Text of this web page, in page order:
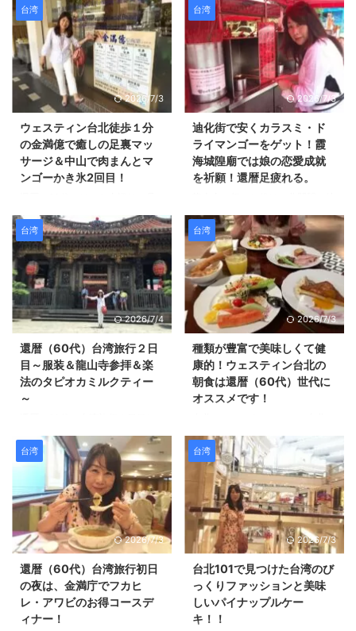
は、台湾の夜市第2位の饒河街観
光夜市へ行きました♪ 入口が派手
派手です(*^▽^*) お祭りのような
賑わいでたくさんの人がいまし
た。 日本ではあまり見かけない
光景ですね。 日本でも毎日お祭
りのような場所があれば楽しいの
にと思いました(^^)/ 現地の人も
たくさんいましたよー！ 早速散
策♪ 台湾・饒河街観光夜市は食べ
物だけじゃない！革製品を発見！
屋台は食べ物やこういった革製
色々なジャンルのものが出展され
ていました。 食 ...
生に一度は見てみたい憧れの景色
ですよね。 でも、実際に行って
みて分かりました。 「還暦（60
代）の九份観光は、想像以上に体
力勝負です！」 有名な茶芸館に
辿り着くまでの、なんと148段
（！）という急な階段の洗礼。
そして、観光客で溢れかえる細い
路地。 「自分たちで電車で行け
るかしら？」なんて考えていまし
たが、 結果的にバスツアーを選
んだ自分を褒めてあげたいほど、
（笑） 今回は、60代が九份を ...
台湾
2026/7/3
ウェスティン台北徒歩１分
の金満億で癒しの足裏マッ
サージ＆中山で肉まんとマ
ンゴーかき氷2回目！
が疲れたので、 一度ウェスティ
ン台北に戻って、休憩した後、
ホテルから徒歩１分のところにあ
る金満億 というお店に足裏マッ
サージしに行きました(*^▽^*) 最
初、ホテルの近くにマッサージ屋
さんがあるのがわからなくて、
ホテルのフロントの人に聞いた
ら、 徒歩１０分くらいのところ
を紹介されて、 「まぁ歩いてれ
ばどこかあるかな」と 気楽な気
持ちで探し始めたところにすぐ見
つけました♡ お店が混んでいた
待っていました。 ドキドキワク
ワク～♪ 金満億のマッサ ...
台湾
2026/7/3
迪化街で安くカラスミ・ド
ライマンゴーをゲット！霞
海城隍廟では娘の恋愛成就
を祈願！還暦足疲れる。
下鉄で移動しました～♪ なんと、
地下鉄の駅、ガラガラで全然人が
いませんでした！ 日本では見ら
れない光景ですね。 歩きやすく
でよかったですけど♪ 北門駅に到
着！ 駅の近くにレンタルサイク
ルがありました。 台湾はいろい
ろな所にレンタルサイクルがあっ
て、 好きな場所で乗って好きな
場所で返却できるそうです。 値
段もそんなに高くないし、便利で
すね。 試しに乗ってみたかった
のですが、 中国語の表記しかな
れませんでした( ﾟДﾟ) そして、迪
化街に到着！ 永康 ...
台湾
2026/7/4
還暦（60代）台湾旅行２日
目～服装＆龍山寺参拝＆楽
法のタピオカミルクティー
～
龍山寺に初めて行きました！ 旅
行ファッションや龍山寺に行って
みて思ったことを ご紹介しま
す。 還暦（60代）台湾旅行２日
目の服装紹介♪チュニック＆パン
ツでカジュアルスタイル！ 還暦
（60代）台湾旅行２日目に出発
～！ ２日目の服装がこちら。 薄
手の前リボンチュニック。ウエス
トが細く見えるのでお気に入りで
す♪ さわやかな白パンツ マザー
ハウスのバッグに ぺたんこパン
プスです。 還暦（60代）台湾旅
台湾
2026/7/3
種類が豊富で美味しくて健
康的！ウェスティン台北の
朝食は還暦（60代）世代に
オススメです！
朝食レポ☆フレッシュなスムージ
ーが美味しい！ 今回の還暦（60
代）台湾旅行で宿泊した ウェス
ティン台北の一番の魅力は「朝
食」ですね。 ベッドもよかった
んですけど、 朝食も最高でした
ので、紹介します( *´艸｀) 朝食
はB1階にあるレストランで取る
のですが、 とても広いです。 そ
して、新鮮なフルーツで作られた
スムージーが４種類！ 私はパイ
ナップルのスムージーを飲みまし
た♪ フレッシュでおいしかったで
台湾
2026/7/3
還暦（60代）台湾旅行初日
の夜は、金満庁でフカヒ
レ・アワビのお得コースデ
ィナー！
台湾
2026/7/3
台北101で見つけた台湾のび
っくりファッションと美味
しいパイナップルケー
キ！！